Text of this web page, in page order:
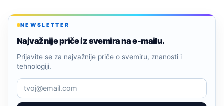
NEWSLETTER
Najvažnije priče iz svemira na e-mailu.
Prijavite se za najvažnije priče o svemiru, znanosti i
tehnologiji.